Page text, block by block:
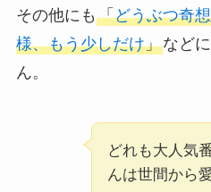
その他にも 「どうぶつ奇
様、もう少しだけ」など
ん。
どれも大人気
んは世間から